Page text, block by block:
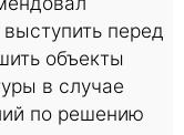
перед
объекты
в случае
по решению